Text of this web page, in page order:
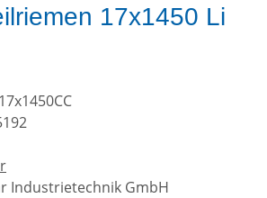
17x1450 Li
17x1450CC
Industrietechnik GmbH